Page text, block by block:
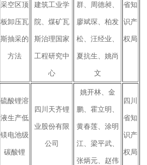
采空区顶
板卸压瓦
斯抽采的
方法
建筑工业学
院、煤矿瓦
斯治理国家
工程研究中
心
群、周德昶、
廖斌琛、柏发
松、汪经业、
夏抗生、姚尚
文
省知
识产
权局
硫酸锂溶
液生产低
镁电池级
碳酸锂
四川天齐锂
业股份有限
公司
姚开林、金
鹏、霍立明、
黄春莲、涂明
江、梁平武、
张炳元、赵伟
四川
省知
识产
权局